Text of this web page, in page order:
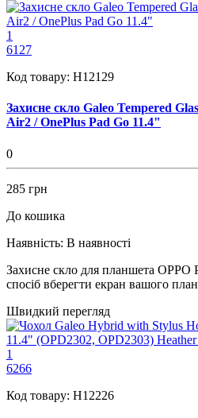
1
6127
Код товару: H12129
Захисне скло Galeo Tempered
Air2 / OnePlus Pad Go 11.4"
0
285 грн
До кошика
Наявність: В наявності
Захисне скло для планшета
спосіб вберегти екран вашого
Швидкий перегляд
1
6266
Код товару: H12226